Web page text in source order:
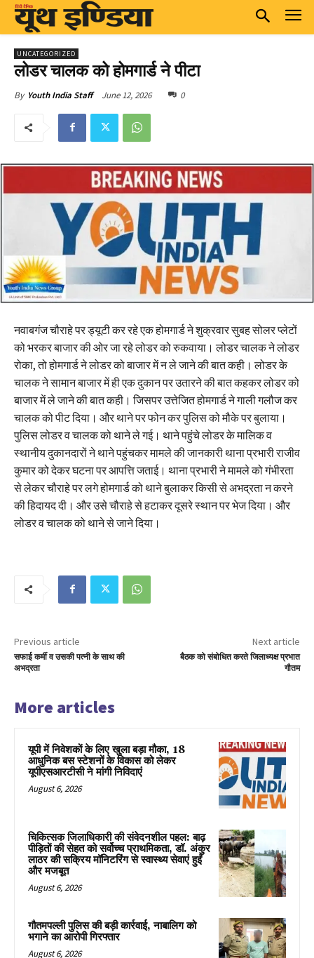
UNCATEGORIZED
लोडर चालक को होमगार्ड ने पीटा
By Youth India Staff June 12, 2026 0
नवाबगंज चौराहे पर ड्यूटी कर रहे एक होमगार्ड ने शुक्रवार सुबह सोलर प्लेटों
को भरकर बाजार की ओर जा रहे लोडर को रुकवाया। लोडर चालक ने लोडर
रोका, तो होमगार्ड ने लोडर को बाजार में न ले जाने की बात कही। लोडर के
चालक ने सामान बाजार में ही एक दुकान पर उतारने की बात कहकर लोडर को
बाजार में ले जाने की बात कही। जिसपर उत्तेजित होमगार्ड ने गाली गलौज कर
चालक को पीट दिया। और थाने पर फोन कर पुलिस को मौके पर बुलाया।
पुलिस लोडर व चालक को थाने ले गई। थाने पहुंचे लोडर के मालिक व
स्थानीय दुकानदारों ने थाने पहुंचकर मामले की जानकारी थाना प्रभारी राजीव
कुमार को देकर घटना पर आपत्ति जताई। थाना प्रभारी ने मामले को गंभीरता
से लेकर चौराहे पर लगे होमगार्ड को थाने बुलाकर किसी से अभद्रता न करने
की हिदायद दी। और उसे चौराहे से हटाकर दूसरे स्थान पर भेज दिया। और
लोडर व चालक को थाने से जाने दिया।
Previous article
सफाई कर्मी व उसकी पत्नी के साथ की
अभद्रता
Next article
बैठक को संबोधित करते जिलाध्यक्ष प्रभात
गौतम
More articles
यूपी में निवेशकों के लिए खुला बड़ा मौका, 18
आधुनिक बस स्टेशनों के विकास को लेकर
यूपीएसआरटीसी ने मांगी निविदाएं
August 6, 2026
चिकित्सक जिलाधिकारी की संवेदनशील पहल: बाढ़
पीड़ितों की सेहत को सर्वोच्च प्राथमिकता, डॉ. अंकुर
लाठर की सक्रिय मॉनिटरिंग से स्वास्थ्य सेवाएं हुईं
और मजबूत
August 6, 2026
गौतमपल्ली पुलिस की बड़ी कार्रवाई, नाबालिग को
भगाने का आरोपी गिरफ्तार
August 6, 2026